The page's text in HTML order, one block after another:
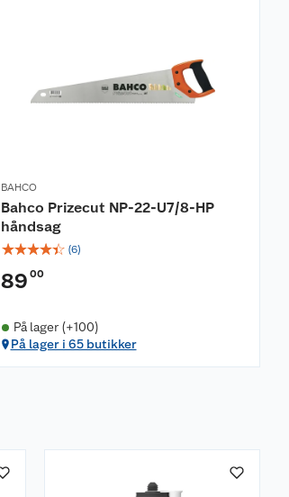
BAHCO
Bahco Prizecut NP-22-U7/8-HP
håndsag
☆☆☆☆☆ (6)
89 00
På lager (+100)
På lager i 65 butikker